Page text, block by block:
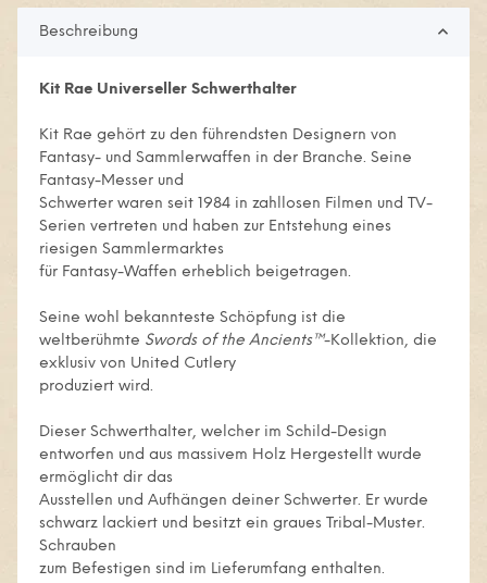
Beschreibung
Kit Rae Universeller Schwerthalter
Kit Rae gehört zu den führendsten Designern von
Fantasy- und Sammlerwaffen in der Branche. Seine
Fantasy-Messer und
Schwerter waren seit 1984 in zahllosen Filmen und TV-
Serien vertreten und haben zur Entstehung eines
riesigen Sammlermarktes
für Fantasy-Waffen erheblich beigetragen.
Seine wohl bekannteste Schöpfung ist die
weltberühmte Swords of the Ancients™-Kollektion, die
exklusiv von United Cutlery
produziert wird.
Dieser Schwerthalter, welcher im Schild-Design
entworfen und aus massivem Holz Hergestellt wurde
ermöglicht dir das
Ausstellen und Aufhängen deiner Schwerter. Er wurde
schwarz lackiert und besitzt ein graues Tribal-Muster.
Schrauben
zum Befestigen sind im Lieferumfang enthalten.